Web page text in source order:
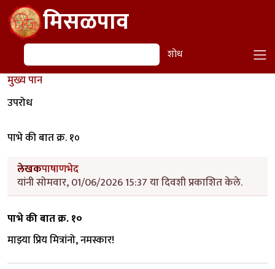
Skip to main contentमिसळपाव
शोध शोध
मुख्य पान
उपरोध
पाभे की बात क्र. १०
लेखकपाषाणभेद
यांनी सोमवार, 01/06/2026 15:37 या दिवशी प्रकाशित केले.
पाभे की बात क्र. १०
माझ्या प्रिय मित्रांनो, नमस्कार!